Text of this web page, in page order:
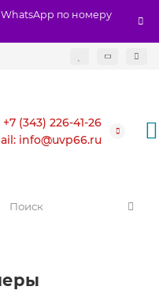
WhatsApp по номеру
+7 (343) 226-41-26
info@uvp66.ru